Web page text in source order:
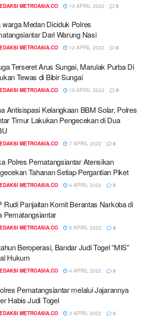
METROASIA.CO 13 APRIL 2022 0
warga Medan Diciduk Polres
Dari Warung Nasi
METROASIA.CO 12 APRIL 2022 0
Terseret Arus Sungai, Marulak Purba Di
Tewas di Bibir Sungai
METROASIA.CO 10 APRIL 2022 0
Antisispasi Kelangkaan BBM Solar, Polres
Timur Lakukan Pengecekan di Dua
METROASIA.CO 7 APRIL 2022 0
Polres Pematangsiantar Atensikan
Tahanan Setiap Pergantian Piket
METROASIA.CO 6 APRIL 2022 0
Rudi Panjaitan Komit Berantas Narkoba di
Pematangsiantar
METROASIA.CO 6 APRIL 2022 0
Beroperasi, Bandar Judi Togel “MIS”
Hukum
METROASIA.CO 4 APRIL 2022 0
Pematangsiantar melalui Jajarannya
Habis Judi Togel
METROASIA.CO 3 APRIL 2022 0